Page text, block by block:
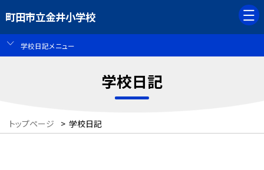
町田市立金井小学校
学校日記メニュー
学校日記
トップページ > 学校日記